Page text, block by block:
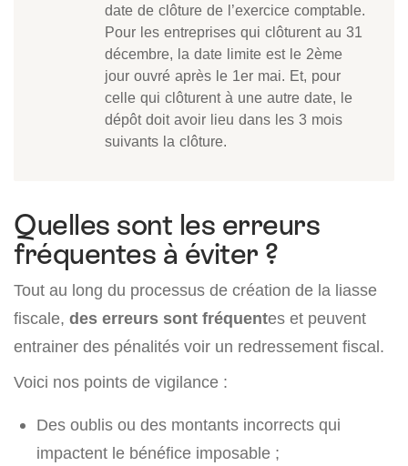
date de clôture de l’exercice comptable.
Pour les entreprises qui clôturent au 31
décembre, la date limite est le 2ème
jour ouvré après le 1er mai. Et, pour
celle qui clôturent à une autre date, le
dépôt doit avoir lieu dans les 3 mois
suivants la clôture.
Quelles sont les erreurs
fréquentes à éviter ?
Tout au long du processus de création de la liasse
fiscale, des erreurs sont fréquentes et peuvent
entrainer des pénalités voir un redressement fiscal.
Voici nos points de vigilance :
Des oublis ou des montants incorrects qui
impactent le bénéfice imposable ;